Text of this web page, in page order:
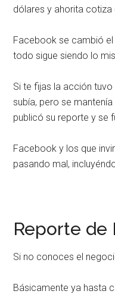
dólares y ahorita cotiza
Facebook se cambió
todo sigue siendo lo
Si te fijas la acción
subía, pero se
publicó su reporte y se
Facebook y los que
pasando mal,
Reporte de
Si no conoces el
Básicamente ya hasta